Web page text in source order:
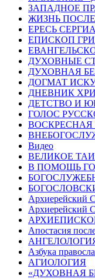
ЗАПАДНОЕ
ЖИЗНЬ
ЕРЕСЬ
ЕПИСКОП
ДУХОВНЫЕ
ДУХОВНАЯ
ДОГМАТ
ДНЕВНИК
ДЕТСТВО И
ГОЛОС
ВОСКРЕСНАЯ
Видео
ВЕЛИКОЕ
В ПОМОЩЬ
Архиерейский
Архиерейский
Апостасия
Азбука
АГИОЛОГИЯ
«ДУХОВНАЯ